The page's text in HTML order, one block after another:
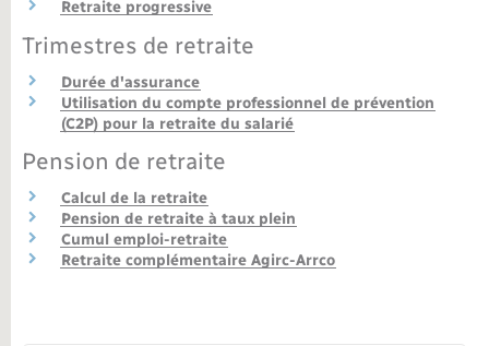
Retraite progressive
Trimestres de retraite
Durée d'assurance
Utilisation du compte professionnel de prévention
(C2P) pour la retraite du salarié
Pension de retraite
Calcul de la retraite
Pension de retraite à taux plein
Cumul emploi-retraite
Retraite complémentaire Agirc-Arrco